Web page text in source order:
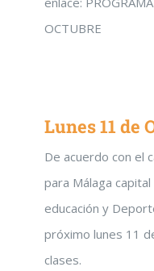
OCTUBRE
Lunes 11 de
De acuerdo con el
para Málaga
educación y
próximo lunes 11
clases.